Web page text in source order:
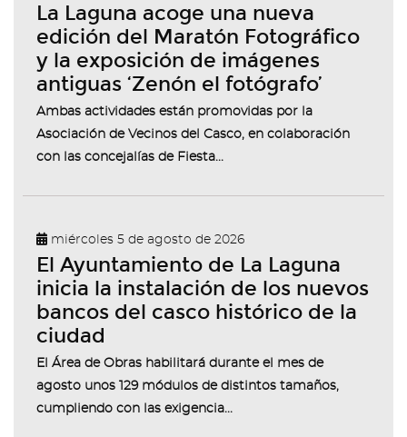
La Laguna acoge una nueva
edición del Maratón Fotográfico
y la exposición de imágenes
antiguas ‘Zenón el fotógrafo’
Ambas actividades están promovidas por la
Asociación de Vecinos del Casco, en colaboración
con las concejalías de Fiesta...
miércoles 5 de agosto de 2026
El Ayuntamiento de La Laguna
inicia la instalación de los nuevos
bancos del casco histórico de la
ciudad
El Área de Obras habilitará durante el mes de
agosto unos 129 módulos de distintos tamaños,
cumpliendo con las exigencia...